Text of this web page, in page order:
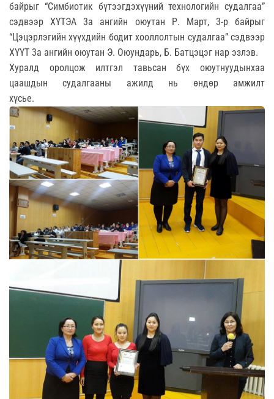
байрыг “Симбиотик бүтээгдэхүүний технологийн судалгаа”
сэдвээр ХҮТЭА 3а ангийн оюутан Р. Март, 3-р байрыг
“Цэцэрлэгийн хүүхдийн бодит хооллолтын судалгаа” сэдвээр
ХҮҮТ 3а ангийн оюутан Э. Оюундарь, Б. Батцэцэг нар эзлэв.
Хуралд оролцож илтгэл тавьсан бүх оюутнуудынхаа
цаашдын судалгааны ажилд нь өндөр амжилт
хүсье.